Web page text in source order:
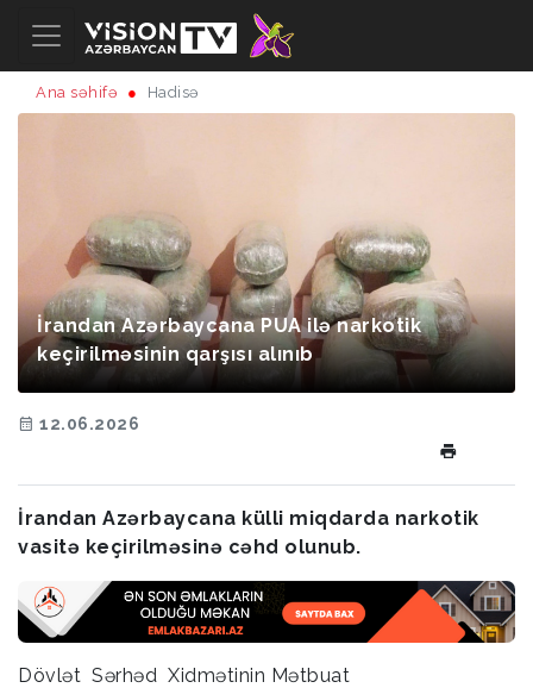
Ana səhifə Hadisə
İrandan Azərbaycana PUA ilə narkotik
keçirilməsinin qarşısı alınıb
12.06.2026
İrandan Azərbaycana külli miqdarda narkotik
vasitə keçirilməsinə cəhd olunub.
Dövlət Sərhəd Xidmətinin Mətbuat